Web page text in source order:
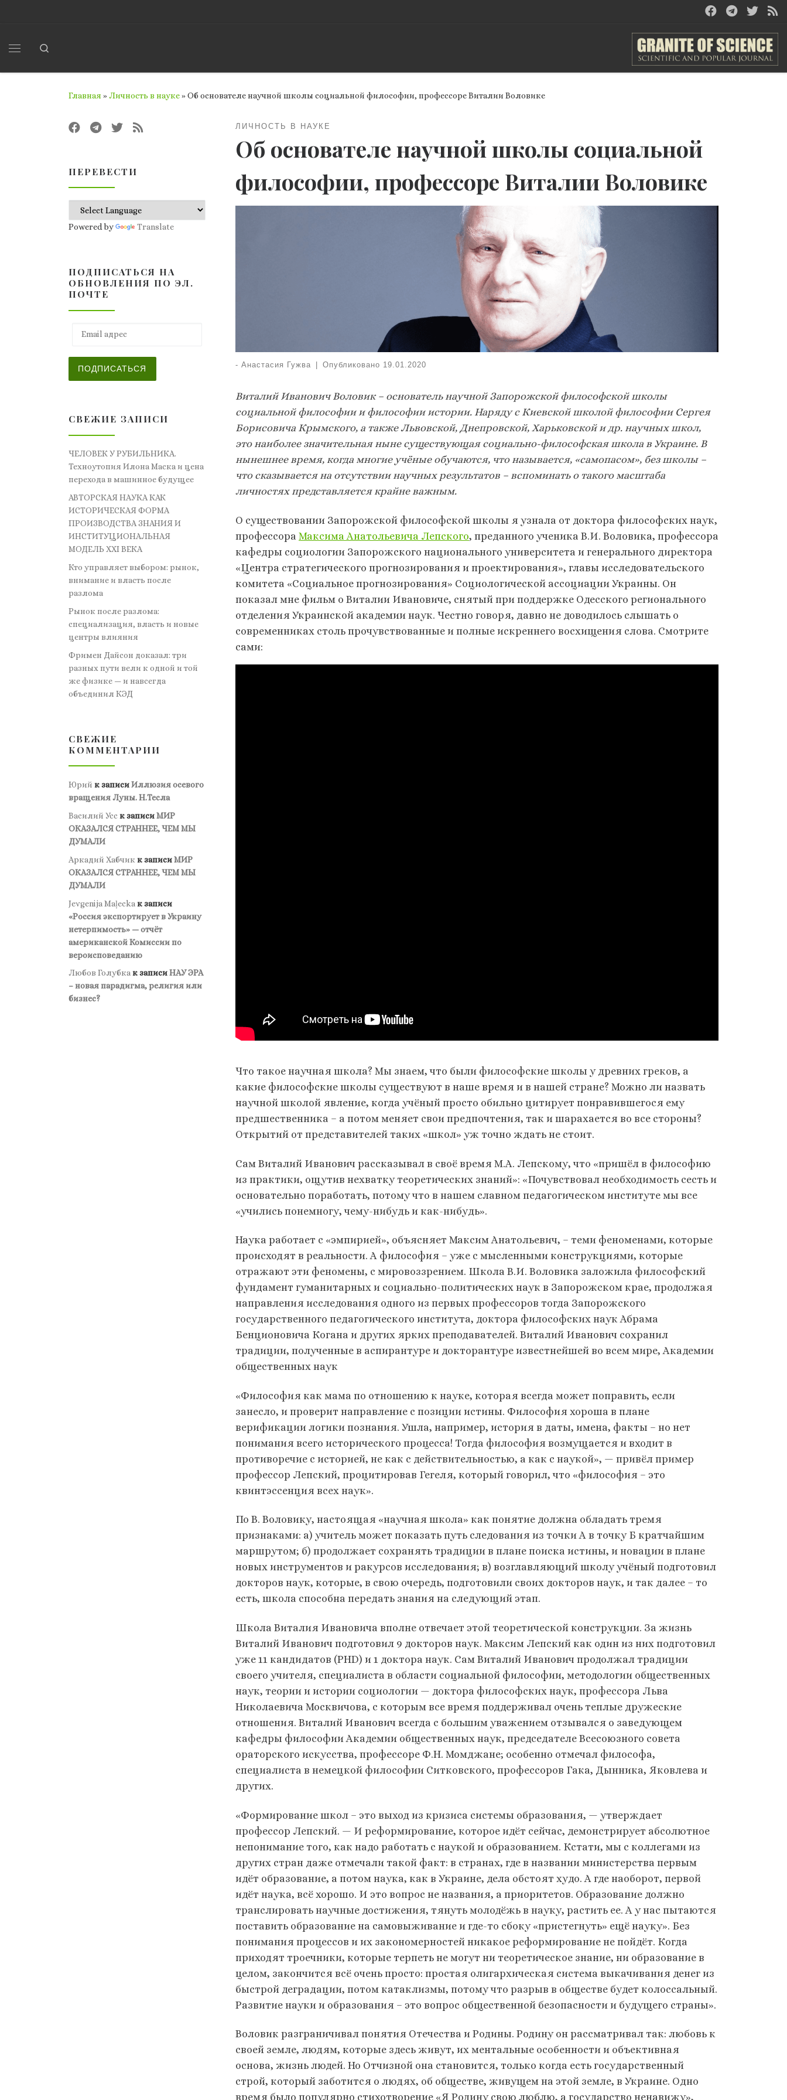
Главная »Личность в науке»Об основателе научной школы социальной философии, профессоре Виталии Воловике
ЛИЧНОСТЬ В НАУКЕ
Об основателе научной школы социальной
философии, профессоре Виталии Воловике
- Анастасия Гужва Опубликовано 19.01.2020
Виталий Иванович Воловик – основатель научной Запорожской философской школы
социальной философии и философии истории. Наряду с Киевской школой философии Сергея
Борисовича Крымского, а также Львовской, Днепровской, Харьковской и др. научных школ,
это наиболее значительная ныне существующая социально-философская школа в Украине. В
нынешнее время, когда многие учёные обучаются, что называется, «самопасом», без школы –
что сказывается на отсутствии научных результатов – вспоминать о такого масштаба
личностях представляется крайне важным.
О существовании Запорожской философской школы я узнала от доктора философских наук,
профессора Максима Анатольевича Лепского, преданного ученика В.И. Воловика, профессора
кафедры социологии Запорожского национального университета и генерального директора
«Центра стратегического прогнозирования и проектирования», главы исследовательского
комитета «Социальное прогнозирования» Социологической ассоциации Украины. Он
показал мне фильм о Виталии Ивановиче, снятый при поддержке Одесского регионального
отделения Украинской академии наук. Честно говоря, давно не доводилось слышать о
современниках столь прочувствованные и полные искреннего восхищения слова. Смотрите
сами:
Что такое научная школа? Мы знаем, что были философские школы у древних греков, а
какие философские школы существуют в наше время и в нашей стране? Можно ли назвать
научной школой явление, когда учёный просто обильно цитирует понравившегося ему
предшественника – а потом меняет свои предпочтения, так и шарахается во все стороны?
Открытий от представителей таких «школ» уж точно ждать не стоит.
Сам Виталий Иванович рассказывал в своё время М.А. Лепскому, что «пришёл в философию
из практики, ощутив нехватку теоретических знаний»: «Почувствовал необходимость сесть и
основательно поработать, потому что в нашем славном педагогическом институте мы все
«учились понемногу, чему-нибудь и как-нибудь».
Наука работает с «эмпирией», объясняет Максим Анатольевич, – теми феноменами, которые
происходят в реальности. А философия – уже с мысленными конструкциями, которые
отражают эти феномены, с мировоззрением. Школа В.И. Воловика заложила философский
фундамент гуманитарных и социально-политических наук в Запорожском крае, продолжая
направления исследования одного из первых профессоров тогда Запорожского
государственного педагогического института, доктора философских наук Абрама
Бенционовича Когана и других ярких преподавателей. Виталий Иванович сохранил
традиции, полученные в аспирантуре и докторантуре известнейшей во всем мире, Академии
общественных наук
«Философия как мама по отношению к науке, которая всегда может поправить, если
занесло, и проверит направление с позиции истины. Философия хороша в плане
верификации логики познания. Ушла, например, история в даты, имена, факты – но нет
понимания всего исторического процесса! Тогда философия возмущается и входит в
противоречие с историей, не как с действительностью, а как с наукой», — привёл пример
профессор Лепский, процитировав Гегеля, который говорил, что «философия – это
квинтэссенция всех наук».
По В. Воловику, настоящая «научная школа» как понятие должна обладать тремя
признаками: а) учитель может показать путь следования из точки А в точку Б кратчайшим
маршрутом; б) продолжает сохранять традиции в плане поиска истины, и новации в плане
новых инструментов и ракурсов исследования; в) возглавляющий школу учёный подготовил
докторов наук, которые, в свою очередь, подготовили своих докторов наук, и так далее – то
есть, школа способна передать знания на следующий этап.
Школа Виталия Ивановича вполне отвечает этой теоретической конструкции. За жизнь
Виталий Иванович подготовил 9 докторов наук. Максим Лепский как один из них подготовил
уже 11 кандидатов (PHD) и 1 доктора наук. Сам Виталий Иванович продолжал традиции
своего учителя, специалиста в области социальной философии, методологии общественных
наук, теории и истории социологии — доктора философских наук, профессора Льва
Николаевича Москвичова, с которым все время поддерживал очень теплые дружеские
отношения. Виталий Иванович всегда с большим уважением отзывался о заведующем
кафедры философии Академии общественных наук, председателе Всесоюзного совета
ораторского искусства, профессоре Ф.Н. Момджане; особенно отмечал философа,
специалиста в немецкой философии Ситковского, профессоров Гака, Дынника, Яковлева и
других.
«Формирование школ – это выход из кризиса системы образования, — утверждает
профессор Лепский. — И реформирование, которое идёт сейчас, демонстрирует абсолютное
непонимание того, как надо работать с наукой и образованием. Кстати, мы с коллегами из
других стран даже отмечали такой факт: в странах, где в названии министерства первым
идёт образование, а потом наука, как в Украине, дела обстоят худо. А где наоборот, первой
идёт наука, всё хорошо. И это вопрос не названия, а приоритетов. Образование должно
транслировать научные достижения, тянуть молодёжь в науку, растить ее. А у нас пытаются
поставить образование на самовыживание и где-то сбоку «пристегнуть» ещё науку». Без
понимания процессов и их закономерностей никакое реформирование не пойдёт. Когда
приходят троечники, которые терпеть не могут ни теоретическое знание, ни образование в
целом, закончится всё очень просто: простая олигархическая система выкачивания денег из
быстрой деградации, потом катаклизмы, потому что разрыв в обществе будет колоссальный.
Развитие науки и образования – это вопрос общественной безопасности и будущего страны».
Воловик разграничивал понятия Отечества и Родины. Родину он рассматривал так: любовь к
своей земле, людям, которые здесь живут, их ментальные особенности и объективная
основа, жизнь людей. Но Отчизной она становится, только когда есть государственный
строй, который заботится о людях, об обществе, живущем на этой земле, в Украине. Одно
время было популярно стихотворение «Я Родину свою люблю, а государство ненавижу»,
ПЕРЕВЕСТИ
Powered by Translate
ПОДПИСАТЬСЯ НА
ОБНОВЛЕНИЯ ПО ЭЛ.
ПОЧТЕ
ПОДПИСАТЬСЯ
СВЕЖИЕ ЗАПИСИ
ЧЕЛОВЕК У РУБИЛЬНИКА.
Техноутопия Илона Маска и цена
перехода в машинное будущее
АВТОРСКАЯ НАУКА КАК
ИСТОРИЧЕСКАЯ ФОРМА
ПРОИЗВОДСТВА ЗНАНИЯ И
ИНСТИТУЦИОНАЛЬНАЯ
МОДЕЛЬ XXI ВЕКА
Кто управляет выбором: рынок,
внимание и власть после
разлома
Рынок после разлома:
специализация, власть и новые
центры влияния
Фримен Дайсон доказал: три
разных пути вели к одной и той
же физике — и навсегда
объединил КЭД
СВЕЖИЕ
КОММЕНТАРИИ
Юрий к записиИллюзия осевого
вращения Луны. Н.Тесла
Василий Усс к записиМИР
ОКАЗАЛСЯ СТРАННЕЕ, ЧЕМ МЫ
ДУМАЛИ
Аркадий Хабчик к записиМИР
ОКАЗАЛСЯ СТРАННЕЕ, ЧЕМ МЫ
ДУМАЛИ
Jevgenija Maļecka к записи
«Россия экспортирует в Украину
нетерпимость» — отчёт
американской Комиссии по
вероисповеданию
Любов Голубкак записиНАУ ЭРА
– новая парадигма, религия или
бизнес?